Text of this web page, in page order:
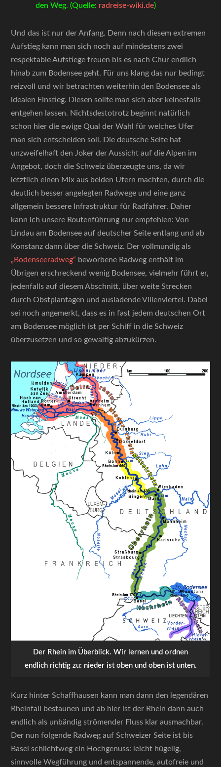
den Weg. (Quelle: radreise-wiki.de)
Und das ist nur der Anfang. Denn nach diesem extremen
Aufstieg kann man sich noch auf mindestens zwei
respektable Aufstiege freuen bis es nach Chur endlich
hinab zum Bodensee geht. Für uns klang das nur bedingt
reizvoll und wir betrachten weiterhin den Bodensee als
idealen Einstieg. Diesen sollte man sich aber keinesfalls
entgehen lassen. Nichtsdestotrotz beginnt natürlich
schon hier die ewige Qual der Wahl für welches Ufer
man sich entscheiden soll. Die deutsche Seite hat
unzweifelhaft den Joker der Aussicht auf die Alpen im
Angebot, doch die Schweiz überzeugte uns, da wir
letztlich einen Mix aus beiden Ufern machten, durch die
deutlich besser angelegten Radwege und eine ganz
allgemein bessere Infrastruktur für Radfahrer. Daher
kann ich unsere Routenführung nur empfehlen: Von
Lindau am Bodensee auf deutscher Seite entlang und ab
Konstanz dann über die Schweiz. Der vollmundig als
„Bodenseeradweg“ beworbene Radweg enthält im
Übrigen erschreckend wenig Bodensee, vielmehr führt er,
jedenfalls auf diesem Abschnitt, über weite Strecken
durch Obstplantagen und ausladende Villenviertel. Dabei
sei noch angemerkt, dass es in fast jedem deutschen Ort
am Bodensee möglich ist per Schiff in die Schweiz
überzusetzen und so gewaltig abzukürzen.
Der Rhein im Überblick. Wir lernen und ordnen
endlich richtig zu: nieder ist oben und oben ist unten.
Kurz hinter Schaffhausen kann man dann den legendären
Rheinfall bestaunen und ab hier ist der Rhein dann auch
endlich als unbändig strömender Fluss klar ausmachbar.
Der nun folgende Radweg auf Schweizer Seite ist bis
Basel schlichtweg ein Hochgenuss: leicht hügelig,
sinnvolle Wegführung und entspannende, autofreie und